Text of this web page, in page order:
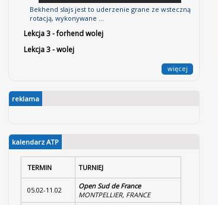
Bekhend slajs jest to uderzenie grane ze wsteczną
rotacją, wykonywane ...
Lekcja 3 - forhend wolej
Lekcja 3 - wolej
więcej
reklama
kalendarz ATP
TERMIN TURNIEJ
05.02-11.02
Open Sud de France
MONTPELLIER, FRANCE